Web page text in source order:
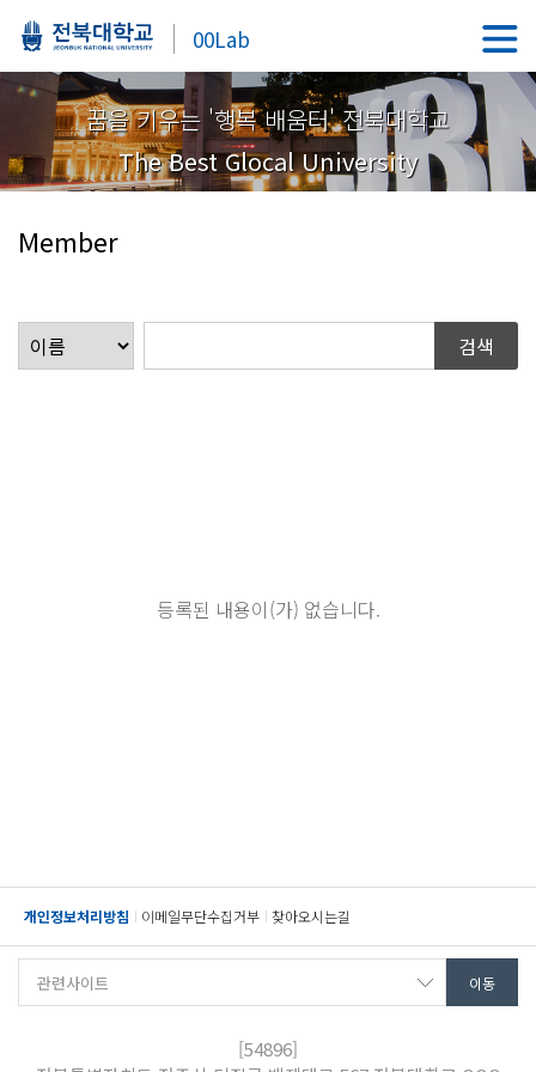
00Lab
꿈을 키우는 '행복 배움터' 전북대학교
The Best Glocal University
Member
등록된 내용이(가) 없습니다.
개인정보처리방침 이메일무단수집거부 찾아오시는길
[54896]